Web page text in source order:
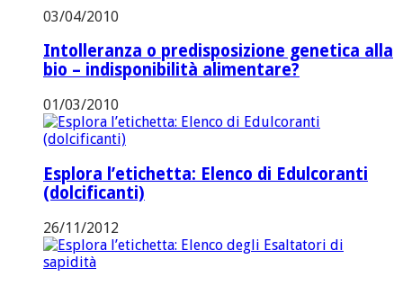
03/04/2010
Intolleranza o predisposizione genetica alla
bio – indisponibilità alimentare?
01/03/2010
Esplora l’etichetta: Elenco di Edulcoranti
(dolcificanti)
26/11/2012